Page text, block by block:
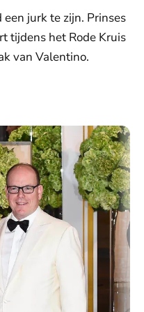
jurk te zijn. Prinses
tijdens het Rode Kruis
van Valentino.